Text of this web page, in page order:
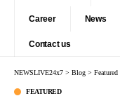
Career News
Contact us
NEWSLIVE24x7 > Blog > Featured
FEATURED